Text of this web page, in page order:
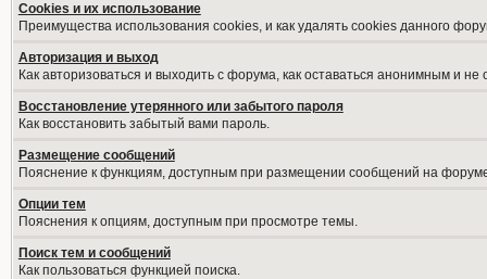
Cookies и их использование
Преимущества использования cookies, и как удалять cookies данного
Авторизация и выход
Как авторизоваться и выходить с форума, как оставаться анонимным и
Восстановление утерянного или забытого пароля
Как восстановить забытый вами пароль.
Размещение сообщений
Пояснение к функциям, доступным при размещении сообщений на
Опции тем
Пояснения к опциям, доступным при просмотре темы.
Поиск тем и сообщений
Как пользоваться функцией поиска.